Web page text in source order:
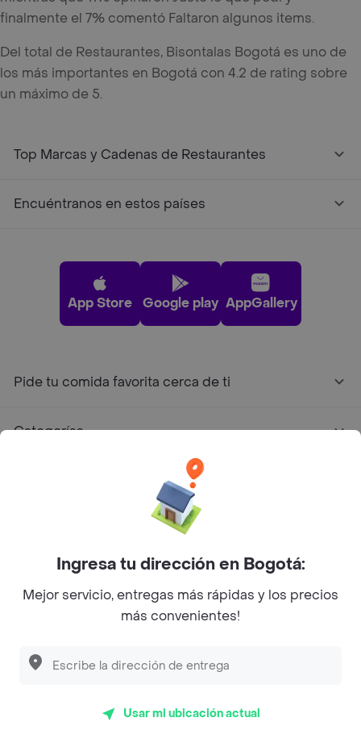
finalmente el 7% comentó Faltaron algunos items.
Del total de Restaurantes, Bisontalas Bogotá es uno de
los más importantes en Bogotá con 4.2 de rating sobre
un máximo de 5.
Top Marcas y Cadenas de Restaurantes
Encuéntranos en estos países
App Store Google play AppGallery
Pide tu comida favorita cerca de ti
Categorías
Rappi Inc. All rights reserved.
Bogotá D.C. --- notificacionesrappi@rappi.com
Ingresa tu dirección en Bogotá:
Mejor servicio, entregas más rápidas y los precios
más convenientes!
Usar mi ubicación actual